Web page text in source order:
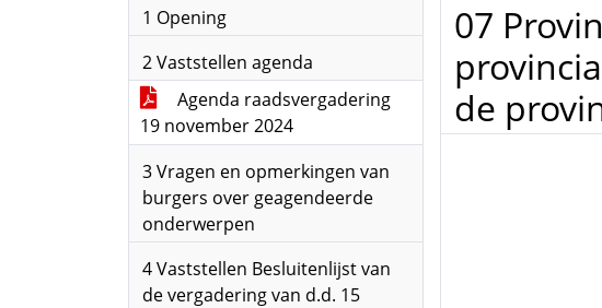
1 Opening
2 Vaststellen agenda
Agenda raadsvergadering
19 november 2024
3 Vragen en opmerkingen van
burgers over geagendeerde
onderwerpen
4 Vaststellen Besluitenlijst van
de vergadering van d.d. 15
07
de